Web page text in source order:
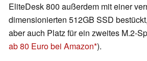
EliteDesk 800 außerdem mit einer
dimensionierten 512GB SSD
aber auch Platz für ein zweites M.2-
ab 80 Euro bei Amazon ).